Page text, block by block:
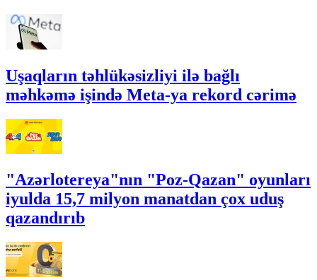
Uşaqların təhlükəsizliyi ilə bağlı
məhkəmə işində Meta-ya rekord cərimə
"Azərlotereya"nın "Poz-Qazan" oyunları
iyulda 15,7 milyon manatdan çox uduş
qazandırıb